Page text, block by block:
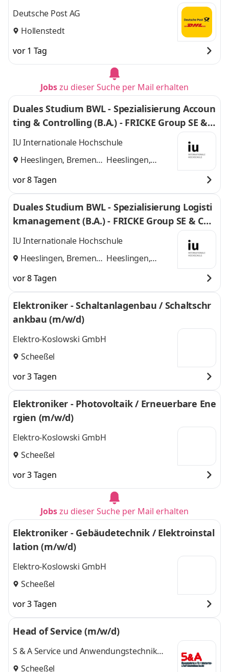
Deutsche Post AG
Hollenstedt
vor 1 Tag
Jobszu dieser Suche per Mail erhalten
Duales Studium BWL - Spezialisierung Accoun
ting & Controlling (B.A.) - FRICKE Group SE & C
o. KG
IU Internationale Hochschule
Heeslingen, Bremen
Heeslingen,
vor 8 Tagen
Duales Studium BWL - Spezialisierung Logisti
kmanagement (B.A.) - FRICKE Group SE & Co.
KG
IU Internationale Hochschule
Heeslingen, Bremen
Heeslingen,
vor 8 Tagen
Elektroniker - Schaltanlagenbau / Schaltschr
ankbau (m/w/d)
Elektro-Koslowski GmbH
Scheeßel
vor 3 Tagen
Elektroniker - Photovoltaik / Erneuerbare Ene
rgien (m/w/d)
Elektro-Koslowski GmbH
Scheeßel
vor 3 Tagen
Jobszu dieser Suche per Mail erhalten
Elektroniker - Gebäudetechnik / Elektroinstal
lation (m/w/d)
Elektro-Koslowski GmbH
Scheeßel
vor 3 Tagen
Head of Service (m/w/d)
S & A Service und Anwendungstechnik
GmbH
Scheeßel